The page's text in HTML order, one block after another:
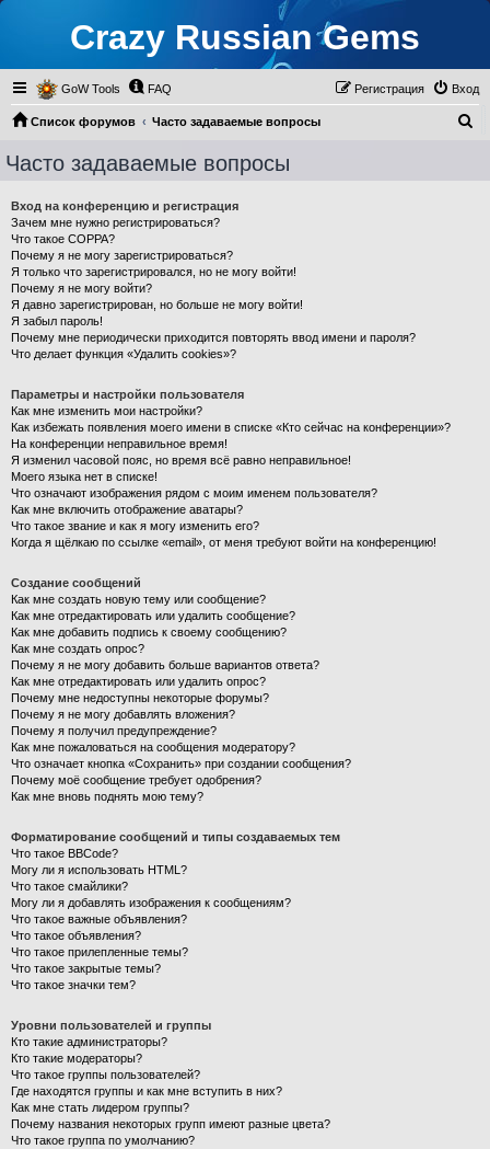
Crazy Russian Gems
GoW Tools FAQ Вход
Регистрация
Список форумов Часто задаваемые вопросы
Часто задаваемые вопросы
Вход на конференцию и регистрация
Зачем мне нужно регистрироваться?
Что такое COPPA?
Почему я не могу зарегистрироваться?
Я только что зарегистрировался, но не могу войти!
Почему я не могу войти?
Я давно зарегистрирован, но больше не могу войти!
Я забыл пароль!
Почему мне периодически приходится повторять ввод имени и пароля?
Что делает функция «Удалить cookies»?
Параметры и настройки пользователя
Как мне изменить мои настройки?
Как избежать появления моего имени в списке «Кто сейчас на конференции»?
На конференции неправильное время!
Я изменил часовой пояс, но время всё равно неправильное!
Моего языка нет в списке!
Что означают изображения рядом с моим именем пользователя?
Как мне включить отображение аватары?
Что такое звание и как я могу изменить его?
Когда я щёлкаю по ссылке «email», от меня требуют войти на конференцию!
Создание сообщений
Как мне создать новую тему или сообщение?
Как мне отредактировать или удалить сообщение?
Как мне добавить подпись к своему сообщению?
Как мне создать опрос?
Почему я не могу добавить больше вариантов ответа?
Как мне отредактировать или удалить опрос?
Почему мне недоступны некоторые форумы?
Почему я не могу добавлять вложения?
Почему я получил предупреждение?
Как мне пожаловаться на сообщения модератору?
Что означает кнопка «Сохранить» при создании сообщения?
Почему моё сообщение требует одобрения?
Как мне вновь поднять мою тему?
Форматирование сообщений и типы создаваемых тем
Что такое BBCode?
Могу ли я использовать HTML?
Что такое смайлики?
Могу ли я добавлять изображения к сообщениям?
Что такое важные объявления?
Что такое объявления?
Что такое прилепленные темы?
Что такое закрытые темы?
Что такое значки тем?
Уровни пользователей и группы
Кто такие администраторы?
Кто такие модераторы?
Что такое группы пользователей?
Где находятся группы и как мне вступить в них?
Как мне стать лидером группы?
Почему названия некоторых групп имеют разные цвета?
Что такое группа по умолчанию?